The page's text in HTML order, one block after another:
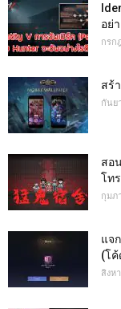
อย่
กรก
สร้
กันย
สอ
โท
กุมภ
แจ
(โค้
สิงห